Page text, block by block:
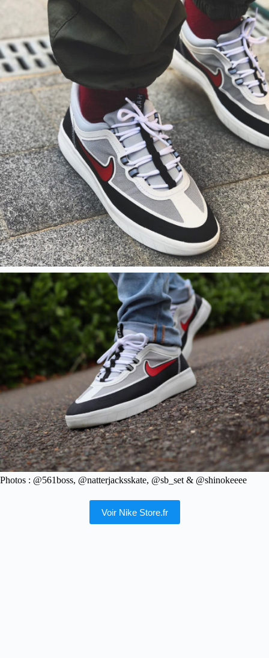
Photos : @561boss, @natterjacksskate, @sb_set & @shinokeeee
Voir Nike Store.fr